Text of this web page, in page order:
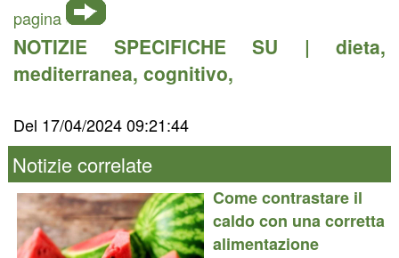
pagina
NOTIZIE SPECIFICHE SU | dieta,
mediterranea, cognitivo,
Del 17/04/2024 09:21:44
Notizie correlate
Come contrastare il
caldo con una corretta
alimentazione